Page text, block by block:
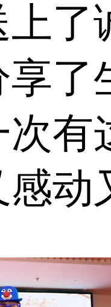
了
了
有
动